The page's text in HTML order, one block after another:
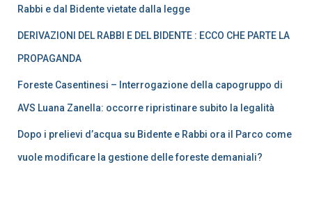
Rabbi e dal Bidente vietate dalla legge
DERIVAZIONI DEL RABBI E DEL BIDENTE : ECCO CHE PARTE LA
PROPAGANDA
Foreste Casentinesi – Interrogazione della capogruppo di
AVS Luana Zanella: occorre ripristinare subito la legalità
Dopo i prelievi d’acqua su Bidente e Rabbi ora il Parco come
vuole modificare la gestione delle foreste demaniali?